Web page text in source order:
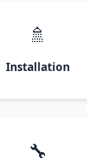
🚿
Installation
🔧